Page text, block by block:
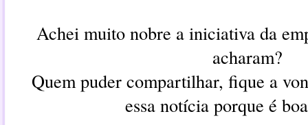
Achei muito nobre a iniciativa da
acharam?
Quem puder compartilhar, fique a
essa notícia porque é